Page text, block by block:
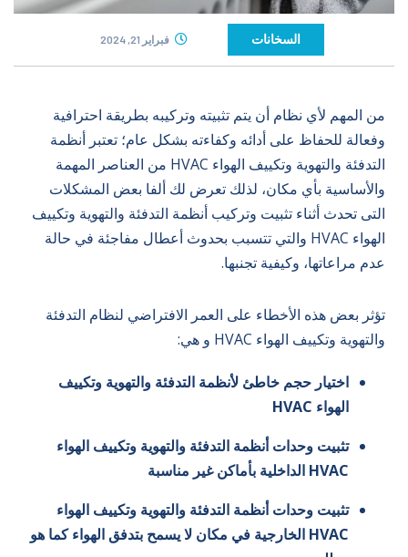
السخانات فبراير 21, 2024
من المهم لأي نظام أن يتم تثبيته وتركيبه بطريقة احترافية
وفعالة للحفاظ على أدائه وكفاءته بشكل عام؛ تعتبر أنظمة
التدفئة والتهوية وتكييف الهواء HVAC من العناصر المهمة
والأساسية بأي مكان، لذلك تعرض لك ألفا بعض المشكلات
التى تحدث أثناء تثبيت وتركيب أنظمة التدفئة والتهوية وتكييف
الهواء HVAC والتي تتسبب بحدوث أعطال مفاجئة في حالة
عدم مراعاتها، وكيفية تجنبها.
تؤثر بعض هذه الأخطاء على العمر الافتراضي لنظام التدفئة
والتهوية وتكييف الهواء HVAC و هي:
اختيار حجم خاطئ لأنظمة التدفئة والتهوية وتكييف
الهواء HVAC
تثبيت وحدات أنظمة التدفئة والتهوية وتكييف الهواء
HVAC الداخلية بأماكن غير مناسبة
تثبيت وحدات أنظمة التدفئة والتهوية وتكييف الهواء
HVAC الخارجية في مكان لا يسمح بتدفق الهواء كما هو